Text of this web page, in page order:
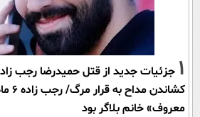
1 جزئیات جدید از قتل حمیدرضا رجب
معروف» خانم بلاگر بود